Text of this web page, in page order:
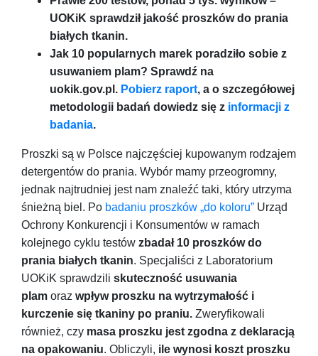
UOKiK sprawdził jakość proszków do prania
białych tkanin.
Jak 10 popularnych marek poradziło sobie z
usuwaniem plam? Sprawdź na
uokik.gov.pl. Pobierz raport, a o szczegółowej
metodologii badań dowiedz się z informacji z
badania.
Proszki są w Polsce najczęściej kupowanym rodzajem
detergentów do prania. Wybór mamy przeogromny,
jednak najtrudniej jest nam znaleźć taki, który utrzyma
śnieżną biel. Po badaniu proszków „do koloru” Urząd
Ochrony Konkurencji i Konsumentów w ramach
kolejnego cyklu testów zbadał 10 proszków do
prania białych tkanin. Specjaliści z Laboratorium
UOKiK sprawdzili skuteczność usuwania
plam oraz wpływ proszku na wytrzymałość i
kurczenie się tkaniny po praniu. Zweryfikowali
również, czy masa proszku jest zgodna z deklaracją
na opakowaniu. Obliczyli, ile wynosi koszt proszku